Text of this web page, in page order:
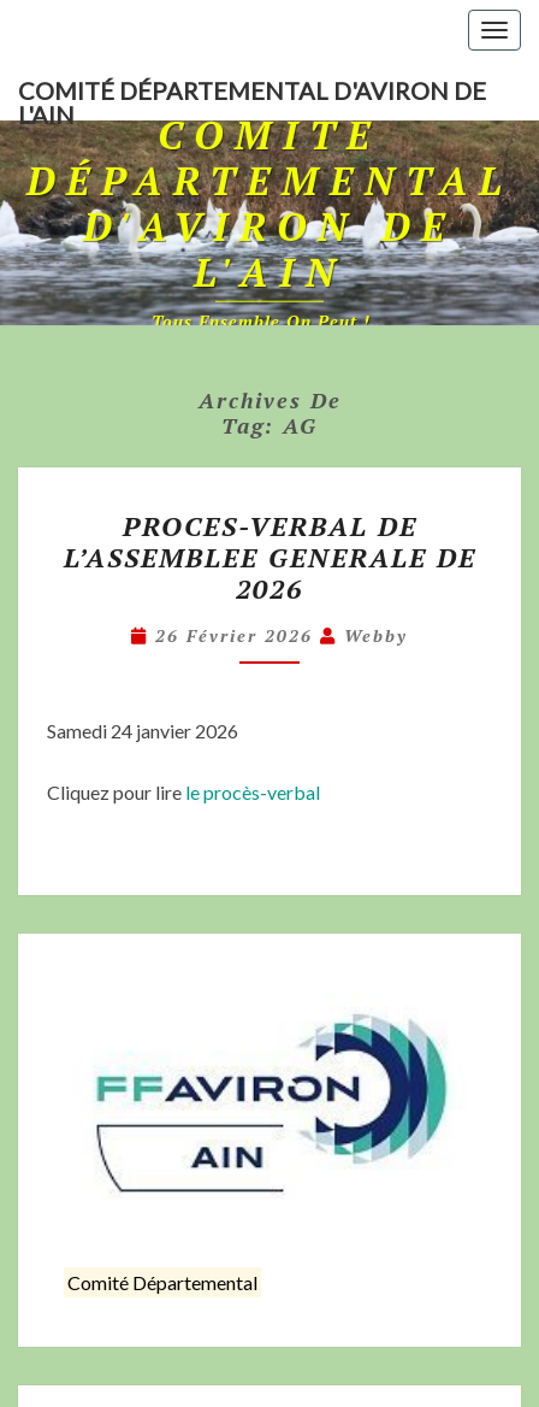
COMITÉ DÉPARTEMENTAL D'AVIRON DE
L'AIN
COMITÉ
DÉPARTEMENTAL
D'AVIRON DE
L'AIN
Tous Ensemble On Peut !…
Archives De
Tag:AG
PROCES-VERBAL DE
L’ASSEMBLEE GENERALE DE
2026
26 Février 2026 Webby
Samedi 24 janvier 2026
Cliquez pour lire le procès-verbal
Comité Départemental